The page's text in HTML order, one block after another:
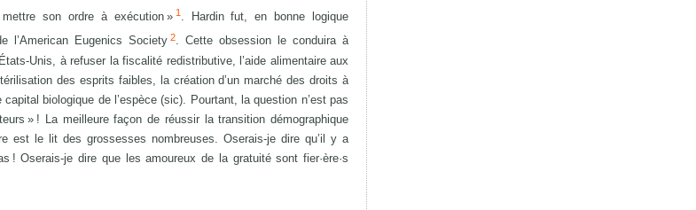
son ordre à exécution » 1. Hardin fut, en bonne logique
l’American Eugenics Society 2. Cette obsession le conduira à
Unis, à refuser la fiscalité redistributive, l’aide alimentaire aux
des esprits faibles, la création d’un marché des droits à
biologique de l’espèce (sic). Pourtant, la question n’est pas
» ! La meilleure façon de réussir la transition démographique
le lit des grossesses nombreuses. Oserais-je dire qu’il y a
! Oserais-je dire que les amoureux de la gratuité sont fier·ère·s